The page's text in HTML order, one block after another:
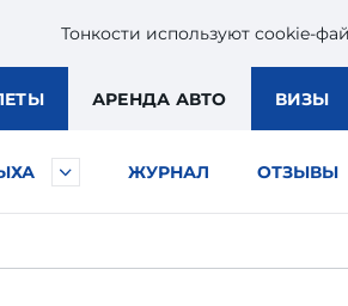
Тонкости используют сookie-
АРЕНДА АВТО ВИЗЫ
ЖУРНАЛ ОТЗЫВЫ